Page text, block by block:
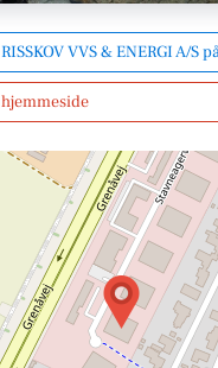
VVS & ENERGI A/S